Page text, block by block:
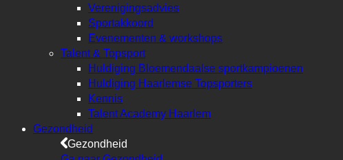
Verenigingsadvies
Sportakkoord
Evenementen & workshops
Talent & Topsport
Huldiging Bloemendaalse sportkampioenen
Huldiging Haarlemse Topsporters
Kennis
Talent Academy Haarlem
Gezondheid
Gezondheid